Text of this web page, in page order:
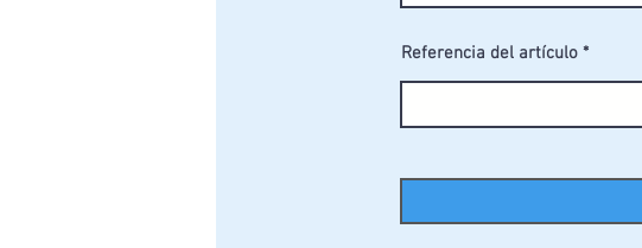
Referencia del artículo